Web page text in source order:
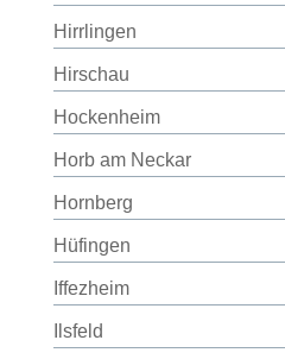
Hirrlingen
Hirschau
Hockenheim
Horb am Neckar
Hornberg
Hüfingen
Iffezheim
Ilsfeld